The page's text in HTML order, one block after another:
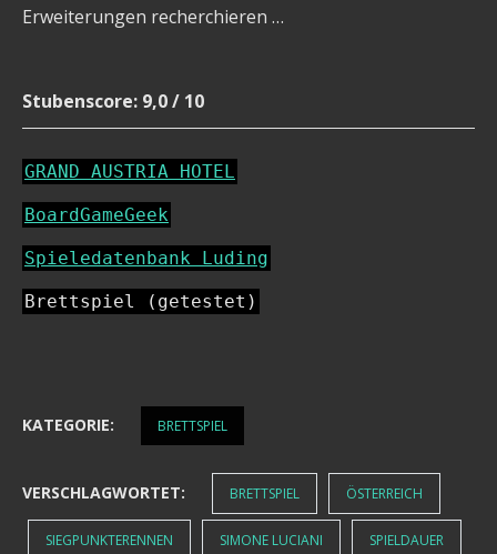
Erweiterungen recherchieren …
Stubenscore: 9,0 / 10
GRAND AUSTRIA HOTEL
BoardGameGeek
Spieledatenbank Luding
Brettspiel (getestet)
KATEGORIE: BRETTSPIEL
VERSCHLAGWORTET: BRETTSPIEL ÖSTERREICH
SIEGPUNKTERENNEN SIMONE LUCIANI SPIELDAUER